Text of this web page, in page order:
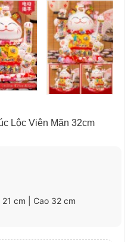
Lộc Viên Mãn 32cm
cm | Cao 32 cm